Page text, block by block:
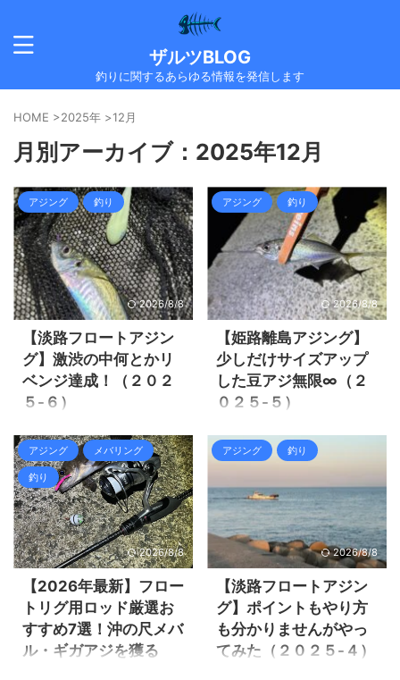
ザルツBLOG
釣りに関するあらゆる情報を発信します
HOME >2025年 >12月
月別アーカイブ：2025年12月
アジング 釣り
2026/8/8
【淡路フロートアジン
グ】激渋の中何とかリ
ベンジ達成！（２０２
５-６）
んざりするほど数釣りしまし
たので、あとはサイズ狙いで
２０２５年のアジングを締め
くくります。
https://zaltz.blog/aging-
2025-5/ 合わせて読みたい記
事 サイズを狙うなら淡路島で
フロートアジングです。 前回
何となく行った時は、アタリ
こそ有ったがアジの釣果は０
でした。
https://zaltz.blog/aging-
アジング 釣り
2026/8/8
【姫路離島アジング】
少しだけサイズアップ
した豆アジ無限∞（２
０２５-５）
事で、今年最後に姫路離島で
アジングに行く事にしまし
た。 特に情報も有りません
が、豆アジなら釣れるだろう
と行ってみる事にしました。
結果は予定通り無限豆アジで
数釣りは堪能出来ました♪ サイ
ズは前回の～１８センチまで
が少しだけサイズアップして
～２０センチまでになってい
ました。 今回はアジングでの
初魚種ゲットも有りました。
アジング メバリング
釣り
2026/8/8
【2026年最新】フロー
トリグ用ロッド厳選お
すすめ7選！沖の尺メバ
ル・ギガアジを獲る
アジング 釣り
2026/8/8
【淡路フロートアジン
グ】ポイントもやり方
も分かりませんがやっ
てみた（２０２５-４）